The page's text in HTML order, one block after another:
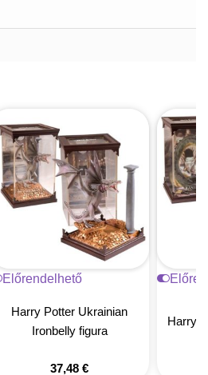
Előrendelhető
Harry Potter Ukrainian
Ironbelly figura
37,48 €
Harry